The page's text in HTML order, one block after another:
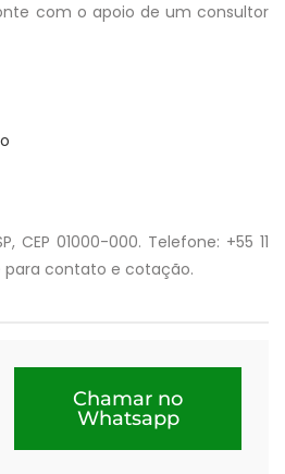
com o apoio de um consultor
CEP 01000-000. Telefone: +55 11
para contato e cotação.
Chamar no
Whatsapp